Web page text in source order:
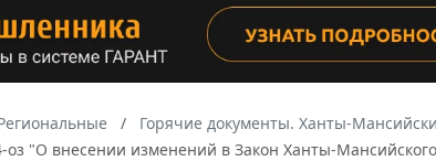
Горячие документы. Ханты-
"О внесении изменений в Закон Ханты-